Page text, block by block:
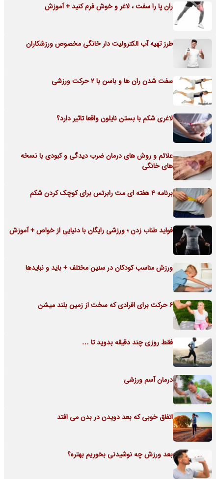
ران پا را سفت ، لاغر و خوش فرم کنید + آموزش
طرز تهیه آب الکترولیت دار خانگی مخصوص ورزشکاران
سفت شدن ران ها و باسن با 2 حرکت ورزشی
لاغری شکم با بستن نایلون واقعا تاثیر دارد؟
علائم و روش های درمان ضرب دیدگی و کبودی با نسخه
های خانگی
برنامه 4 هفته ای مت رابرتس برای کوچک کردن شکم
فواید طناب زدن ؛ ورزشی رایگان با دنیایی از خواص + آموزش
ورزش مناسب کودکان در سنین مختلف + باید و نبایدها
6 حرکت برای افرادی که سخت از زمین بلند میشن
فقط روزی چند دقیقه بدوید تا …
درمان آسم ورزشی
اتفاق خوبی که بعد دویدن در بدن می افتد
بعد ورزش چه نوشیدنی بخوریم بهتره؟